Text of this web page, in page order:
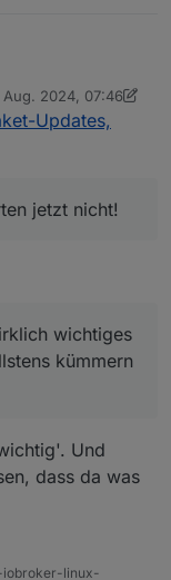
gab es so
wenn was
man sich
ebenfalls. Nur
beim öffnen vom
jetzt nicht!
Kropf und kann
Aug. 2024, 07:46
Thomas Braun
Updates,
jetzt nicht!
wichtiges
kümmern
Und
dass da was
iobroker-linux-